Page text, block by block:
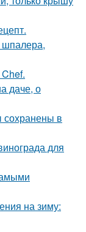
даче, о
сохранены в
для
на зиму: